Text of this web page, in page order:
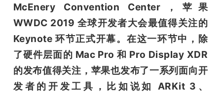
心
McEnery Convention Center，苹果
WWDC 2019 全球开发者大会最值得关注的
Keynote 环节正式开幕。在这一环节中，除
了硬件层面的 Mac Pro 和 Pro Display XDR
的发布值得关注，苹果也发布了一系列面向开
发者的开发工具，比如说如 ARKit 3、